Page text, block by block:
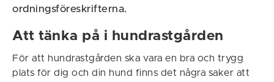
ordningsföreskrifterna.
Att tänka på i hundrastgården
För att hundrastgården ska vara en bra och trygg
plats för dig och din hund finns det några saker att